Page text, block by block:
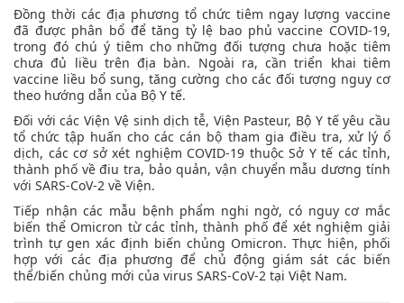
Đồng thời các địa phương tổ chức tiêm ngay lượng vaccine
đã được phân bổ để tăng tỷ lệ bao phủ vaccine COVID-19,
trong đó chú ý tiêm cho những đối tượng chưa hoặc tiêm
chưa đủ liều trên địa bàn. Ngoài ra, cần triển khai tiêm
vaccine liều bổ sung, tăng cường cho các đối tượng nguy cơ
theo hướng dẫn của Bộ Y tế.
Đối với các Viện Vệ sinh dịch tễ, Viện Pasteur, Bộ Y tế yêu cầu
tổ chức tập huấn cho các cán bộ tham gia điều tra, xử lý ổ
dịch, các cơ sở xét nghiệm COVID-19 thuộc Sở Y tế các tỉnh,
thành phố về điu tra, bảo quản, vận chuyển mẫu dương tính
với SARS-CoV-2 về Viện.
Tiếp nhận các mẫu bệnh phẩm nghi ngờ, có nguy cơ mắc
biến thể Omicron từ các tỉnh, thành phố để xét nghiệm giải
trình tự gen xác định biến chủng Omicron. Thực hiện, phối
hợp với các địa phương để chủ động giám sát các biến
thể/biến chủng mới của virus SARS-CoV-2 tại Việt Nam.